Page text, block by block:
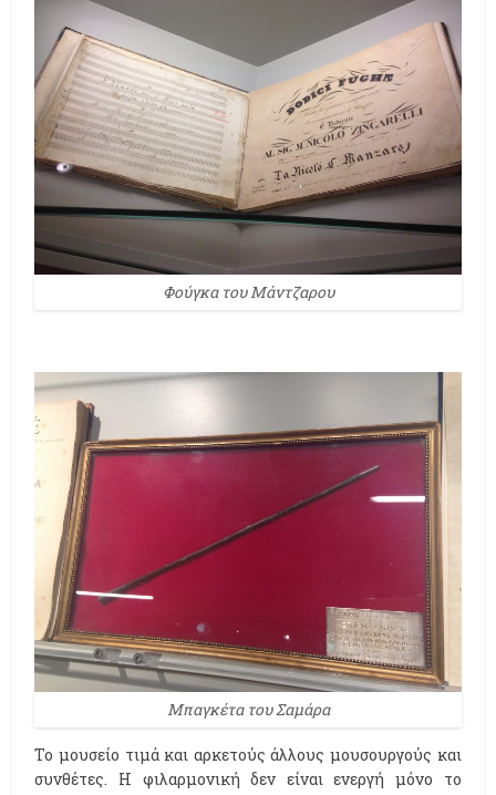
Φούγκα του Mάντζαρου
Μπαγκέτα του Σαμάρα
Το μουσείο τιμά και αρκετούς άλλους μουσουργούς και
συνθέτες. Η φιλαρμονική δεν είναι ενεργή μόνο το